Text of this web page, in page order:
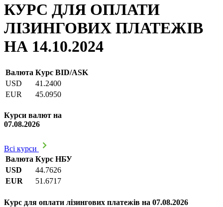
КУРС ДЛЯ ОПЛАТИ
ЛІЗИНГОВИХ ПЛАТЕЖІВ
НА 14.10.2024
Валюта Курс BID/ASK
USD
41.2400
EUR
45.0950
Курси валют на
07.08.2026
Всі курси
Валюта Курс НБУ
USD
44.7626
EUR
51.6717
Курс для оплати лізингових платежів на 07.08.2026